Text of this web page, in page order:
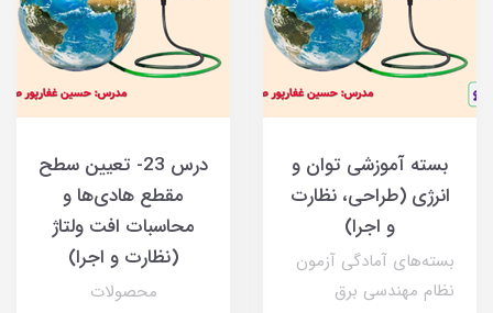
بسته آموزشی توان و
انرژی (طراحی، نظارت
و اجرا)
بسته‌های آمادگی آزمون
نظام مهندسی برق
درس 23- تعیین سطح
مقطع هادی‌ها و
محاسبات افت ولتاژ
(نظارت و اجرا)
محصولات